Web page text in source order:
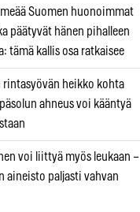
Suomen huonoimmat
päätyvät hänen pihalleen
tämä kallis osa ratkaisee
rintasyövän heikko kohta
ahneus voi kääntyä
voi liittyä myös leukaan –
aineisto paljasti vahvan